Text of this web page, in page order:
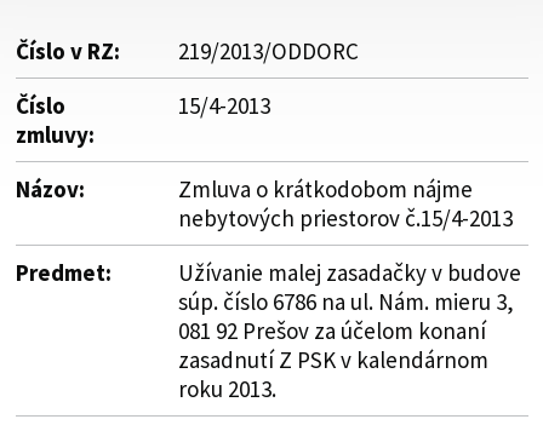
Číslo v RZ:
219/2013/ODDORC
Číslo
zmluvy:
15/4-2013
Názov:
Zmluva o krátkodobom nájme
nebytových priestorov č.15/4-2013
Predmet:
Užívanie malej zasadačky v budove
súp. číslo 6786 na ul. Nám. mieru 3,
081 92 Prešov za účelom konaní
zasadnutí Z PSK v kalendárnom
roku 2013.